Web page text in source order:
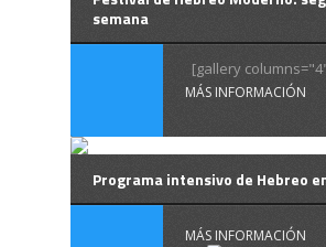
semana
[gallery
MÁS INFORMACIÓN
Programa intensivo de Hebreo
MÁS INFORMACIÓN